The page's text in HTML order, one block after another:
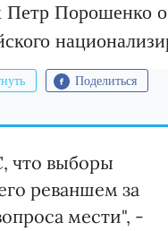
Порошенко
Поделиться
что выборы
реваншем за
мести", -